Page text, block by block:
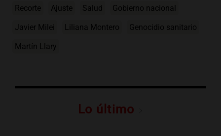
Recorte Ajuste Salud Gobierno nacional
Javier Milei Liliana Montero Genocidio sanitario
Martín Llary
Lo último